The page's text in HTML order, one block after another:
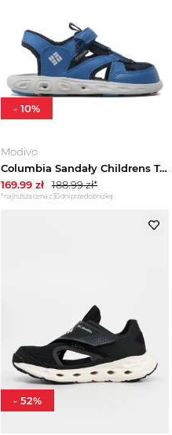
Modivo
Columbia Sandały Childrens Techsun Wave BC2082 Niebieski
169.99 zł 188.99zł*
*najniższa cena z 30 dni przed obniżką
- 10%
- 52%